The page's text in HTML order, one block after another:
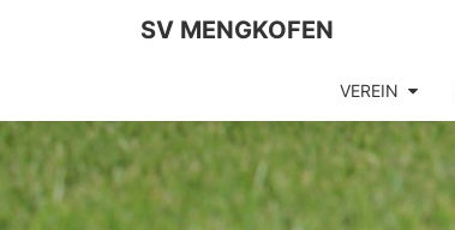
SV MENGKOFEN
VEREIN